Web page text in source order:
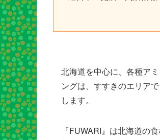
北海道を中心に、各種ア
ングは、すすきのエリア
します。
『FUWARI』は北海道の